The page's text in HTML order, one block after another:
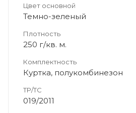
Цвет основной
Темно-зеленый
Плотность
250 г/кв. м.
Комплектность
Куртка, полукомбинезон
ТР/ТС
019/2011